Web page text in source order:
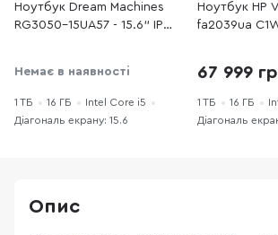
Ноутбук Dream Machines
RG3050-15UA57 - 15.6" IPS
E SSD 1 ТБ / GeForce RTX
3050
Немає в наявності
1 ТБ 16 ГБ
Intel Core i5
Діагональ екрану: 15.6
Ноутбук HP
fa2039ua
i5-13420H /
PCI-E SSD 1
RTX 4050
67 999
1 ТБ 16 ГБ
Діагональ
Опис